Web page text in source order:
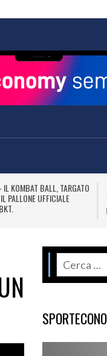
IL KOMBAT BALL, TARGATO
PALLONE UFFICIALE